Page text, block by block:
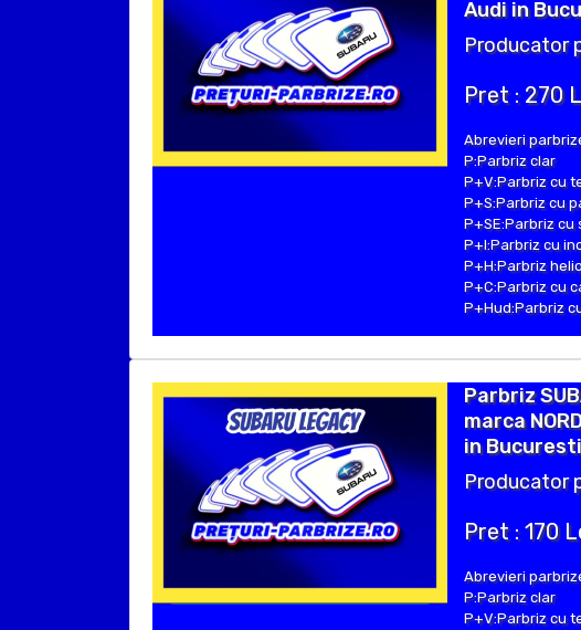
Audi in
Producator
Pret : 270
Abrevieri
P:Parbriz clar
P+V:Parbriz cu
P+S:Parbriz cu
P+SE:Parbriz cu
P+I:Parbriz cu
P+H:Parbriz
P+C:Parbriz cu
P+Hud:Parbriz
Parbriz
marca
in
Producator
Pret : 170
Abrevieri
P:Parbriz clar
P+V:Parbriz cu